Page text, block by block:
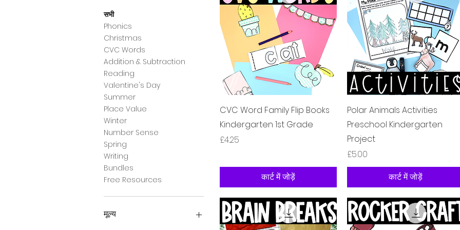
सभी
Phonics
Christmas
CVC Words
Addition & Subtraction
Reading
Valentine's Day
Summer
Place Value
Winter
Number Sense
Spring
Writing
Bundles
Free Resources
मूल्य
त्वरित दृश्य
CVC Word Family Flip Books
Kindergarten 1st Grade
मूल्य
£4.25
कार्ट में जोड़ें
त्वरित दृश्य
Polar Animals Activities
Preschool Kindergarten
Project
मूल्य
£5.00
कार्ट में जोड़ें